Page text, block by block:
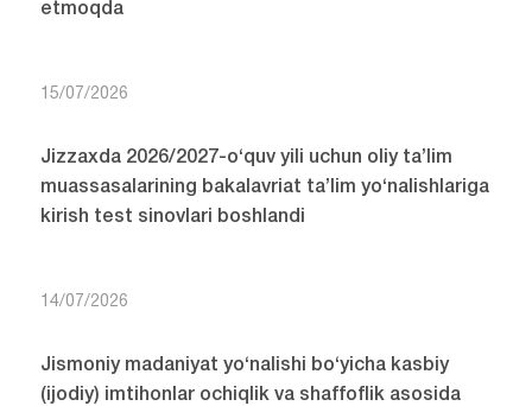
etmoqda
15/07/2026
Jizzaxda 2026/2027-o‘quv yili uchun oliy ta’lim
muassasalarining bakalavriat ta’lim yo‘nalishlariga
kirish test sinovlari boshlandi
14/07/2026
Jismoniy madaniyat yo‘nalishi bo‘yicha kasbiy
(ijodiy) imtihonlar ochiqlik va shaffoflik asosida